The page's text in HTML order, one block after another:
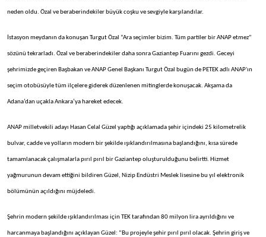
neden oldu. Özal ve beraberindekiler büyük coşku ve sevgiyle karşılandılar.
İstasyon meydanın da konuşan Turgut Özal “Ara seçimler bizim. Tüm partiler bir ANAP etmez”
sözünü tekrarladı. Özal ve beraberindekiler daha sonra Gaziantep Fuarını gezdi. Geceyi
şehrimizde geçiren Başbakan ve ANAP Genel Başkanı Turgut Özal bugün de PETEK adlı ANAP'ın
seçim otobüsüyle tüm ilçelere giderek düzenlenen mitinglerde konuşacak. Akşama da
Adana’dan uçakla Ankara’ya hareket edecek.
ANAP milletvekili adayı Hasan Celal Güzel yaptığı açıklamada şehir içindeki 25 kilometrelik
bulvar, cadde ve yolların modern bir şekilde ışıklandırılmasına başlandığını, kısa sürede
tamamlanacak çalışmalarla pırıl pırıl bir Gaziantep oluşturulduğunu belirtti. Hizmet
yağmurunun devam ettiğini bildiren Güzel, Nizip Endüstri Meslek lisesine bu yıl elektronik
bölümünün açıldığını müjdeledi.
Şehrin modern şekilde ışıklandırılması için TEK tarafından 80 milyon lira ayrıldığını ve
harcanmaya başlandığını açıklayan Güzel: “Bu projeyle şehir pırıl pırıl olacak. Şehrin giriş ve